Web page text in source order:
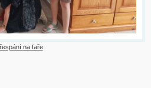
na faře